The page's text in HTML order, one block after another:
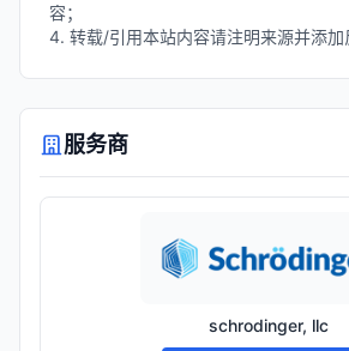
容；
4. 转载/引用本站内容请注明来源并添加
服务商
schrodinger, llc